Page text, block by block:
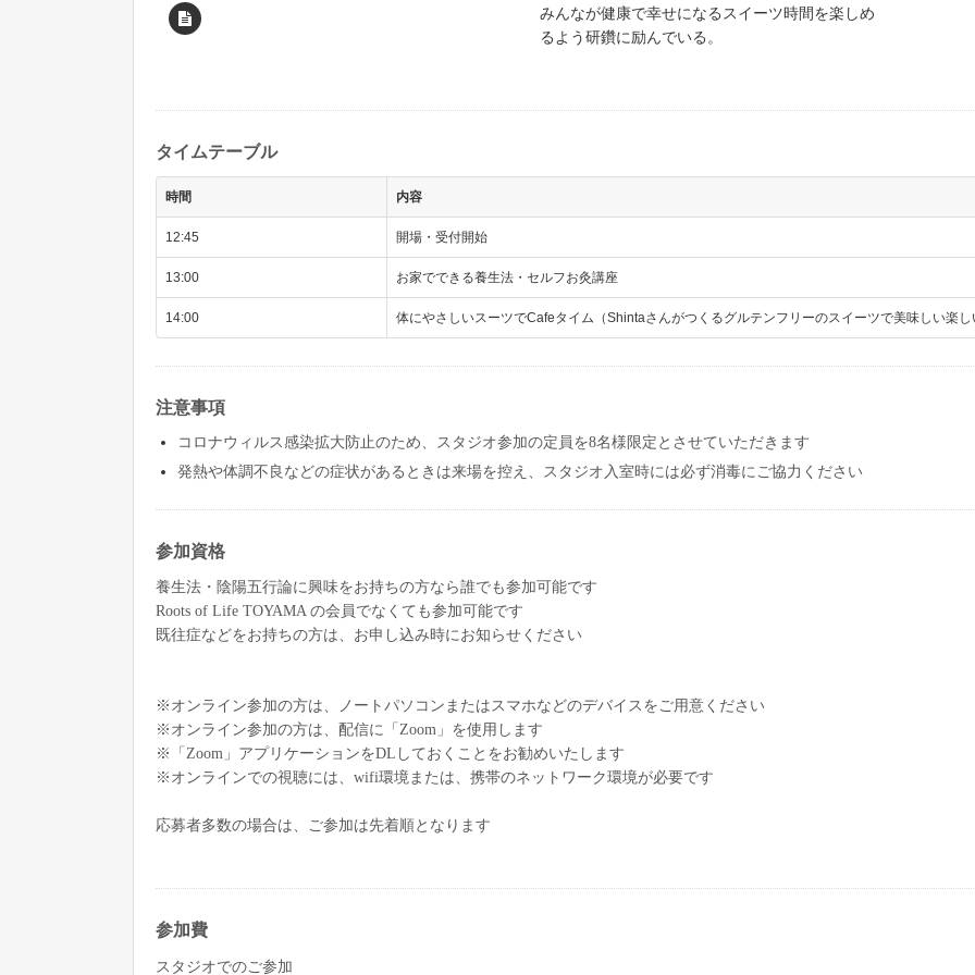
みんなが健康で幸せになるスイーツ時間を楽しめ
るよう研鑽に励んでいる。
タイムテーブル
時間 内容
12:45 開場・受付開始
13:00 お家でできる養生法・セルフお灸講座
14:00 体にやさしいスーツでCafeタイム（Shintaさんがつくるグルテンフリーのスイーツで美味しい楽し
注意事項
コロナウィルス感染拡大防止のため、スタジオ参加の定員を8名様限定とさせていただきます
発熱や体調不良などの症状があるときは来場を控え、スタジオ入室時には必ず消毒にご協力ください
参加資格
養生法・陰陽五行論に興味をお持ちの方なら誰でも参加可能です
Roots of Life TOYAMA の会員でなくても参加可能です
既往症などをお持ちの方は、お申し込み時にお知らせください
※オンライン参加の方は、ノートパソコンまたはスマホなどのデバイスをご用意ください
※オンライン参加の方は、配信に「Zoom」を使用します
※「Zoom」アプリケーションをDLしておくことをお勧めいたします
※オンラインでの視聴には、wifi環境または、携帯のネットワーク環境が必要です
応募者多数の場合は、ご参加は先着順となります
参加費
スタジオでのご参加